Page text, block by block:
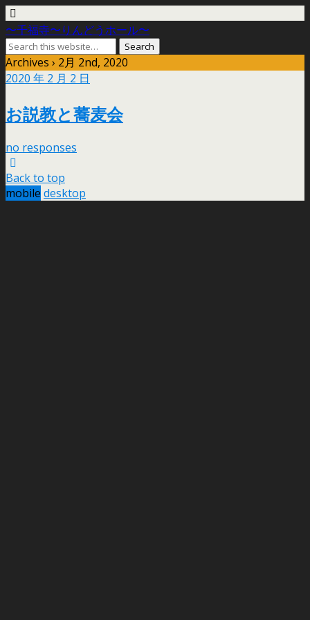
〜千福寺〜りんどうホール〜
Archives › 2月 2nd, 2020
2020 年 2 月 2 日
お説教と蕎麦会
no responses
Back to top
mobile desktop